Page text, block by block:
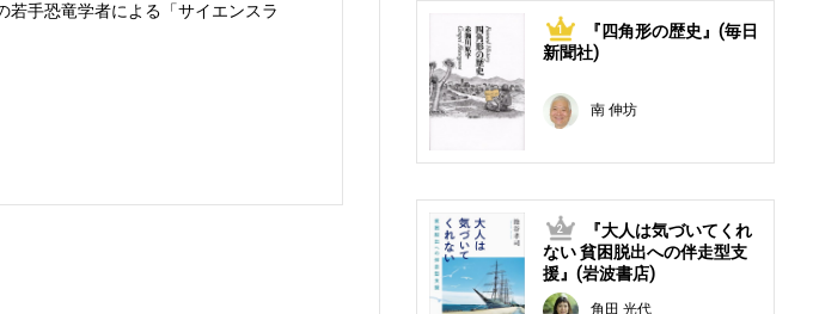
若手恐竜学者による「サイエンスラ
1
『四角形の歴史』(毎日
新聞社)
南 伸坊
2
『大人は気づいてくれ
ない 貧困脱出への伴走型支
援』(岩波書店)
角田 光代